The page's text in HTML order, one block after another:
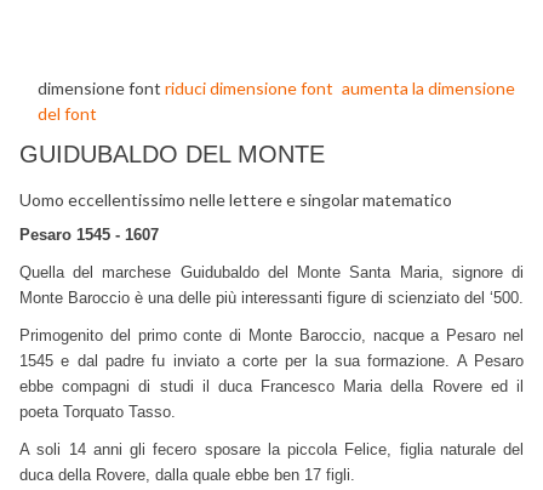
dimensione font riduci dimensione font aumenta la dimensione
del font
GUIDUBALDO DEL MONTE
Uomo eccellentissimo nelle lettere e singolar matematico
Pesaro 1545 - 1607
Quella del marchese Guidubaldo del Monte Santa Maria, signore di
Monte Baroccio è una delle più interessanti figure di scienziato del ‘500.
Primogenito del primo conte di Monte Baroccio, nacque a Pesaro nel
1545 e dal padre fu inviato a corte per la sua formazione. A Pesaro
ebbe compagni di studi il duca Francesco Maria della Rovere ed il
poeta Torquato Tasso.
A soli 14 anni gli fecero sposare la piccola Felice, figlia naturale del
duca della Rovere, dalla quale ebbe ben 17 figli.